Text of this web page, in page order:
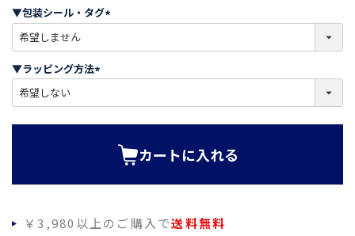
)
▼包装シール・タグ
必
)
▼ラッピング方法
必
カートに入れる
￥3,980以上のご購入で送料無料